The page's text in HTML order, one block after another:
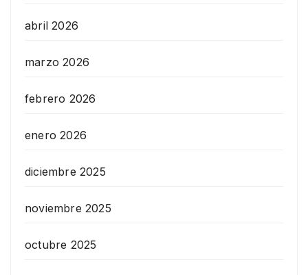
abril 2026
marzo 2026
febrero 2026
enero 2026
diciembre 2025
noviembre 2025
octubre 2025